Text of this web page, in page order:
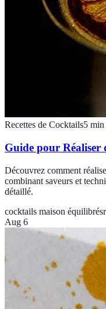
Recettes de Cocktails5 min
Guide pour Réaliser
Découvrez comment
combinant saveurs et
détaillé.
cocktails maison équilibrés
Aug 6